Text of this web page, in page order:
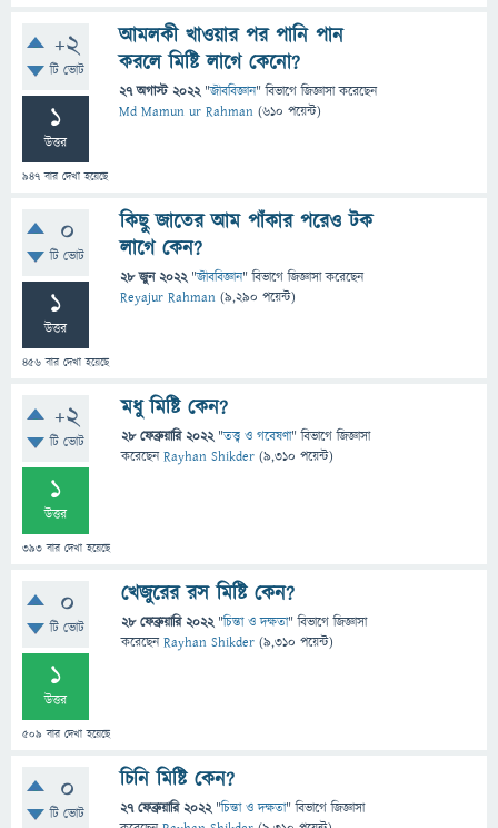
+2
টি ভোট
1
উত্তর
947 বার দেখা হয়েছে
আমলকী খাওয়ার পর পানি পান
করলে মিষ্টি লাগে কেনো?
27 অগাস্ট 2022 "জীববিজ্ঞান" বিভাগে জিজ্ঞাসাকরেছেন
Md Mamun ur Rahman (610 পয়েন্ট)
0
টি ভোট
1
উত্তর
456 বার দেখা হয়েছে
কিছু জাতের আম পাঁকার পরেও টক
লাগে কেন?
28 জুন 2022 "জীববিজ্ঞান" বিভাগে জিজ্ঞাসাকরেছেন
Reyajur Rahman (9,290 পয়েন্ট)
+2
টি ভোট
1
উত্তর
393 বার দেখা হয়েছে
মধু মিষ্টি কেন?
28 ফেব্রুয়ারি 2022 "তত্ত্ব ও গবেষণা" বিভাগে জিজ্ঞাসা
করেছেনRayhan Shikder (9,310 পয়েন্ট)
0
টি ভোট
1
উত্তর
509 বার দেখা হয়েছে
খেজুরের রস মিষ্টি কেন?
28 ফেব্রুয়ারি 2022 "চিন্তা ও দক্ষতা" বিভাগে জিজ্ঞাসা
করেছেনRayhan Shikder (9,310 পয়েন্ট)
0
টি ভোট
চিনি মিষ্টি কেন?
27 ফেব্রুয়ারি 2022 "চিন্তা ও দক্ষতা" বিভাগে জিজ্ঞাসা